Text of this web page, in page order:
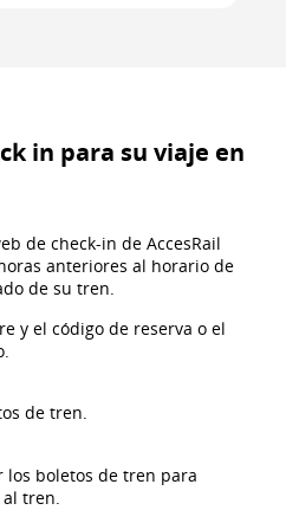
in para su viaje en
de check-in de AccesRail
anteriores al horario de
de su tren.
y el código de reserva o el
de tren.
los boletos de tren para
tren.